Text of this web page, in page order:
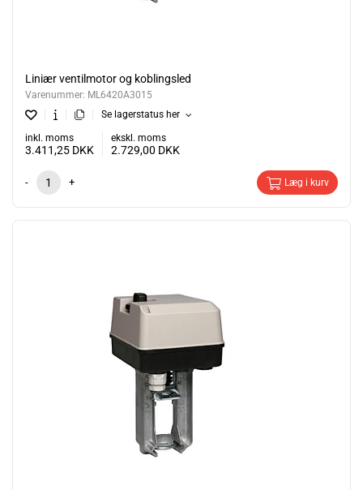
Liniær ventilmotor og koblingsled
Varenummer: ML6420A3015
Se lagerstatus her
inkl. moms
3.411,25 DKK
ekskl. moms
2.729,00 DKK
- + Læg i kurv